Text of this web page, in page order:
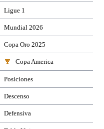
Ligue 1
Mundial 2026
Copa Oro 2025
Copa America
Posiciones
Descenso
Defensiva